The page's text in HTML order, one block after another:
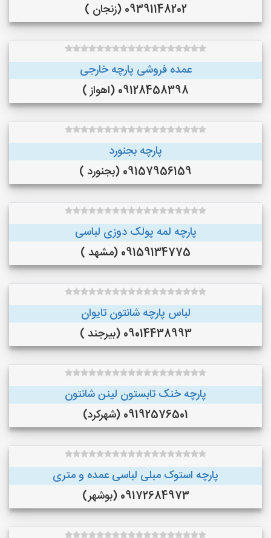
09391148202 (زنجان )
عمده فروشی پارچه خارجی
09128458398 (اهواز )
پارچه بجنورد
09157956159 (بجنورد )
پارچه لمه پولک دوزی لباسی
09159134775 (مشهد )
لباس پارچه شانتون تایوان
09014438993 (بیرجند )
پارچه خنک تابستون لینن شانتون
09192576501 (شهرکرد)
پارچه استوک مبلی لباسی عمده و متری
09172684973 (بوشهر)